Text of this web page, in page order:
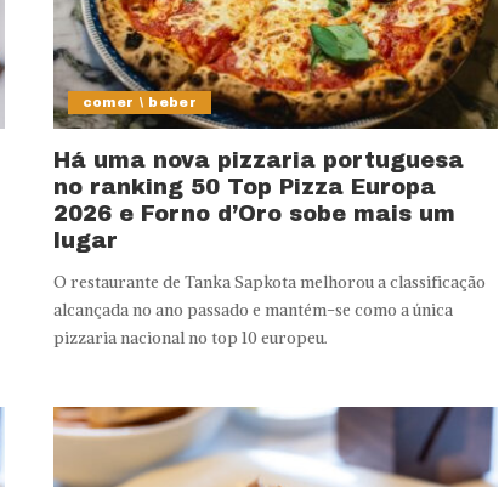
comer \ beber
Há uma nova pizzaria portuguesa
no ranking 50 Top Pizza Europa
2026 e Forno d’Oro sobe mais um
lugar
O restaurante de Tanka Sapkota melhorou a classificação
alcançada no ano passado e mantém-se como a única
pizzaria nacional no top 10 europeu.